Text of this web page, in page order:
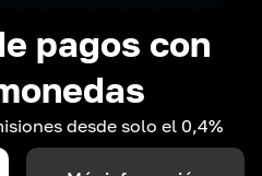
pagos con
desde solo el 0,4%